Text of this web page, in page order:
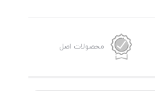
محصولات اصل